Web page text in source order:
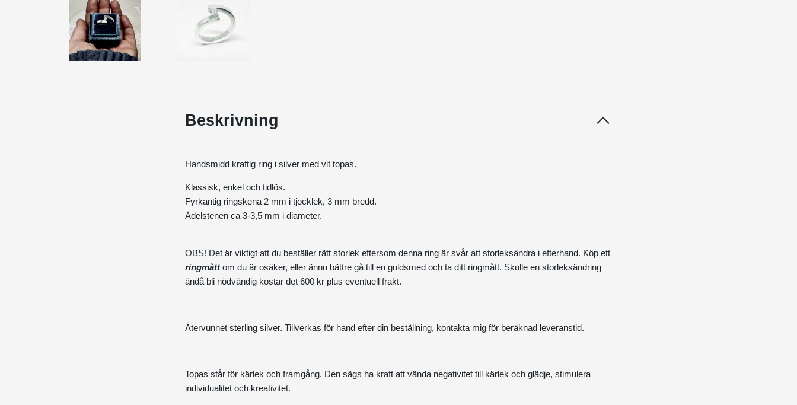
Beskrivning
Handsmidd kraftig ring i silver med vit topas.
Klassisk, enkel och tidlös.
Fyrkantig ringskena 2 mm i tjocklek, 3 mm bredd.
Ädelstenen ca 3-3,5 mm i diameter.
OBS! Det är viktigt att du beställer rätt storlek eftersom denna ring är svår att storleksändra i efterhand. Köp ett
ringmåttom du är osäker, eller ännu bättre gå till en guldsmed och ta ditt ringmått. Skulle en storleksändring
ändå bli nödvändig kostar det 600 kr plus eventuell frakt.
Återvunnet sterling silver. Tillverkas för hand efter din beställning, kontakta mig för beräknad leveranstid.
Topas står för kärlek och framgång. Den sägs ha kraft att vända negativitet till kärlek och glädje, stimulera
individualitet och kreativitet.